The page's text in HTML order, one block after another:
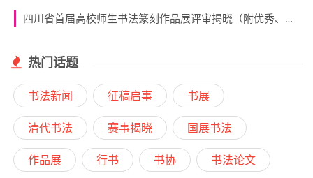
四川省首届高校师生书法篆刻作品展评审揭晓（附优秀、入展名单）
热门话题
书法新闻 征稿启事 书展
清代书法 赛事揭晓 国展书法
作品展 行书 书协 书法论文